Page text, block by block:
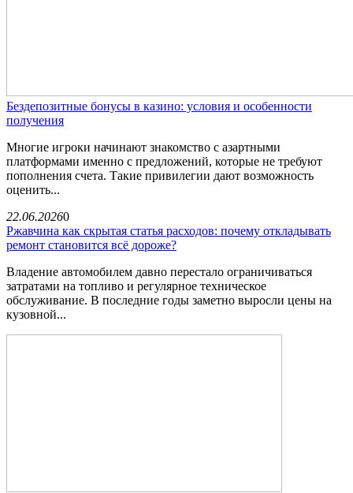
Бездепозитные бонусы в казино: условия и особенности
получения
Многие игроки начинают знакомство с азартными
платформами именно с предложений, которые не требуют
пополнения счета. Такие привилегии дают возможность
оценить...
22.06.20260
Ржавчина как скрытая статья расходов: почему откладывать
ремонт становится всё дороже?
Владение автомобилем давно перестало ограничиваться
затратами на топливо и регулярное техническое
обслуживание. В последние годы заметно выросли цены на
кузовной...